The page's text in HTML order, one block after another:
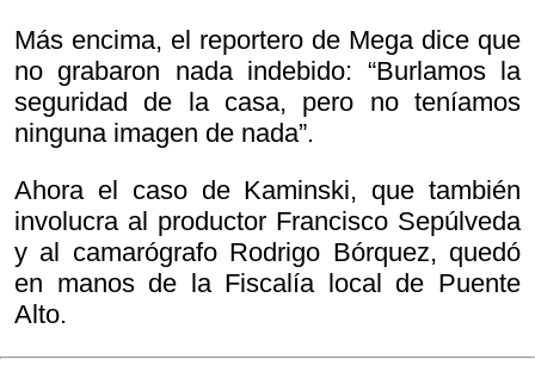
Más encima, el reportero de Mega dice que
no grabaron nada indebido: “Burlamos la
seguridad de la casa, pero no teníamos
ninguna imagen de nada”.
Ahora el caso de Kaminski, que también
involucra al productor Francisco Sepúlveda
y al camarógrafo Rodrigo Bórquez, quedó
en manos de la Fiscalía local de Puente
Alto.